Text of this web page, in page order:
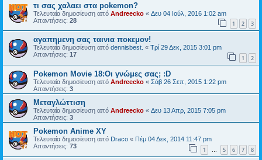
τι σας χαλαει στα pokemon?
Τελευταία δημοσίευση από Andreecko « Δευ 04 Ιούλ, 2016 1:02 am
Απαντήσεις: 28 1 2 3
αγαπημενη σας ταινια ποκεμον!
Τελευταία δημοσίευση από dennisbest. « Τρί 29 Δεκ, 2015 3:01 pm
Απαντήσεις: 17 1 2
Pokemon Movie 18:Οι γνώμες σας; :D
Τελευταία δημοσίευση από Andreecko « Σάβ 26 Σεπ, 2015 1:22 pm
Απαντήσεις: 3
Μεταγλώττιση
Τελευταία δημοσίευση από Andreecko « Δευ 13 Απρ, 2015 7:05 pm
Απαντήσεις: 3
Pokemon Anime XY
Τελευταία δημοσίευση από Draco « Πέμ 04 Δεκ, 2014 11:47 pm
Απαντήσεις: 73 1 … 5 6 7 8